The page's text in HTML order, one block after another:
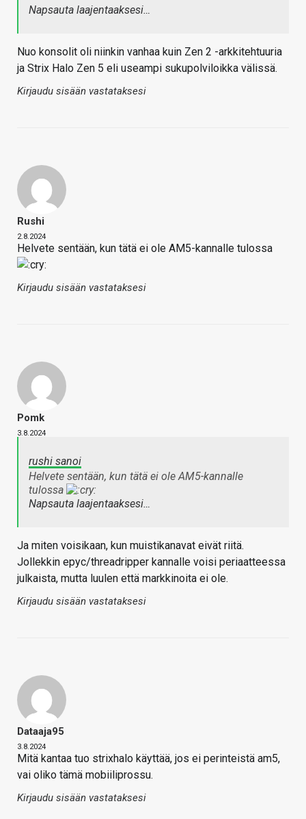
Napsauta laajentaaksesi…
Nuo konsolit oli niinkin vanhaa kuin Zen 2 -arkkitehtuuria
ja Strix Halo Zen 5 eli useampi sukupolviloikka välissä.
Kirjaudu sisään vastataksesi
Rushi
2.8.2024
Helvete sentään, kun tätä ei ole AM5-kannalle tulossa
Kirjaudu sisään vastataksesi
Pomk
3.8.2024
rushi sanoi
Helvete sentään, kun tätä ei ole AM5-kannalle
tulossa
Napsauta laajentaaksesi…
Ja miten voisikaan, kun muistikanavat eivät riitä.
Jollekkin epyc/threadripper kannalle voisi periaatteessa
julkaista, mutta luulen että markkinoita ei ole.
Kirjaudu sisään vastataksesi
Dataaja95
3.8.2024
Mitä kantaa tuo strixhalo käyttää, jos ei perinteistä am5,
vai oliko tämä mobiiliprossu.
Kirjaudu sisään vastataksesi